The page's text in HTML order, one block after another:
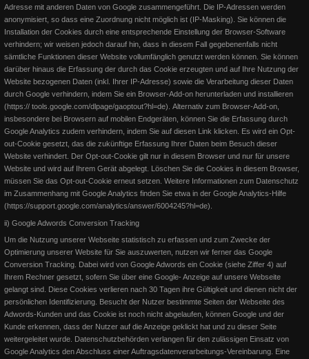
Susanne Flesch @ Facebook 2.0
Es gibt zwei neue Facebook-Seiten, auf denen ich mit Euch
Informationen und Erfahrungen austauschen werde, Fragen beantw
Weiterlesen
Adresse mit anderen Daten von Google zusammengeführt. Die IP-Adressen werden
anonymisiert, so dass eine Zuordnung nicht möglich ist (IP-Masking). Sie können die
Installation der Cookies durch eine entsprechende Einstellung der Browser-Software
verhindern; wir weisen jedoch darauf hin, dass in diesem Fall gegebenenfalls nicht
sämtliche Funktionen dieser Website vollumfänglich genutzt werden können. Sie können
darüber hinaus die Erfassung der durch das Cookie erzeugten und auf Ihre Nutzung der
Website bezogenen Daten (inkl. Ihrer IP-Adresse) sowie die Verarbeitung dieser Daten
durch Google verhindern, indem Sie ein Browser-Add-on herunterladen und installieren
(https:// tools.google.com/dlpage/gaoptout?hl=de). Alternativ zum Browser-Add-on,
insbesondere bei Browsern auf mobilen Endgeräten, können Sie die Erfassung durch
Google Analytics zudem verhindern, indem Sie auf diesen Link klicken. Es wird ein Opt-
out-Cookie gesetzt, das die zukünftige Erfassung Ihrer Daten beim Besuch dieser
Website verhindert. Der Opt-out-Cookie gilt nur in diesem Browser und nur für unsere
Website und wird auf Ihrem Gerät abgelegt. Löschen Sie die Cookies in diesem Browser,
müssen Sie das Opt-out-Cookie erneut setzen. Weitere Informationen zum Datenschutz
im Zusammenhang mit Google Analytics finden Sie etwa in der Google Analytics-Hilfe
(https://support.google.com/analytics/answer/6004245?hl=de).
ii) Google Adwords Conversion Tracking
Um die Nutzung unserer Webseite statistisch zu erfassen und zum Zwecke der
Optimierung unserer Website für Sie auszuwerten, nutzen wir ferner das Google
Conversion Tracking. Dabei wird von Google Adwords ein Cookie (siehe Ziffer 4) auf
Ihrem Rechner gesetzt, sofern Sie über eine Google- Anzeige auf unsere Webseite
gelangt sind. Diese Cookies verlieren nach 30 Tagen ihre Gültigkeit und dienen nicht der
persönlichen Identifizierung. Besucht der Nutzer bestimmte Seiten der Webseite des
Adwords-Kunden und das Cookie ist noch nicht abgelaufen, können Google und der
Kunde erkennen, dass der Nutzer auf die Anzeige geklickt hat und zu dieser Seite
weitergeleitet wurde. Datenschutzbehörden verlangen für den zulässigen Einsatz von
Google Analytics den Abschluss einer Auftragsdatenverarbeitungs-Vereinbarung. Eine